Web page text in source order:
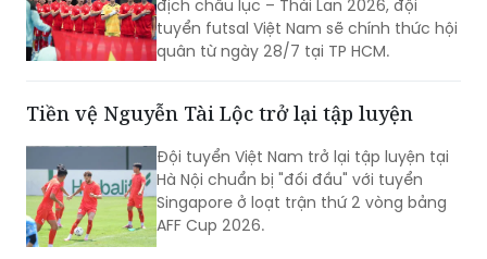
Lan
Nhằm chuẩn bị cho Giải giao hữu Vô
tuyển futsal Việt Nam sẽ chính thức hội
quân từ ngày 28/7 tại TP HCM.
Tiền vệ Nguyễn Tài Lộc trở lại tập luyện
Đội tuyển Việt Nam trở lại tập luyện tại